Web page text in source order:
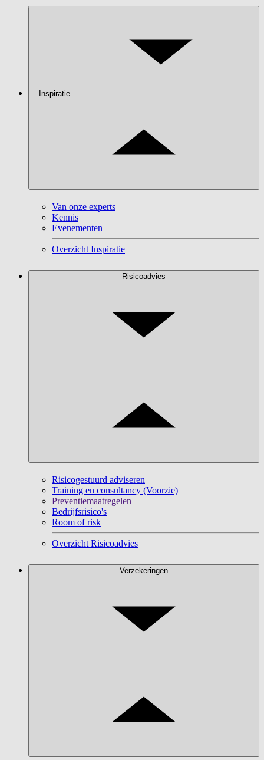
Inspiratie
Van onze experts
Kennis
Evenementen
Overzicht Inspiratie
Risicoadvies
Risicogestuurd adviseren
Training en consultancy (Voorzie)
Preventiemaatregelen
Bedrijfsrisico's
Room of risk
Overzicht Risicoadvies
Verzekeringen